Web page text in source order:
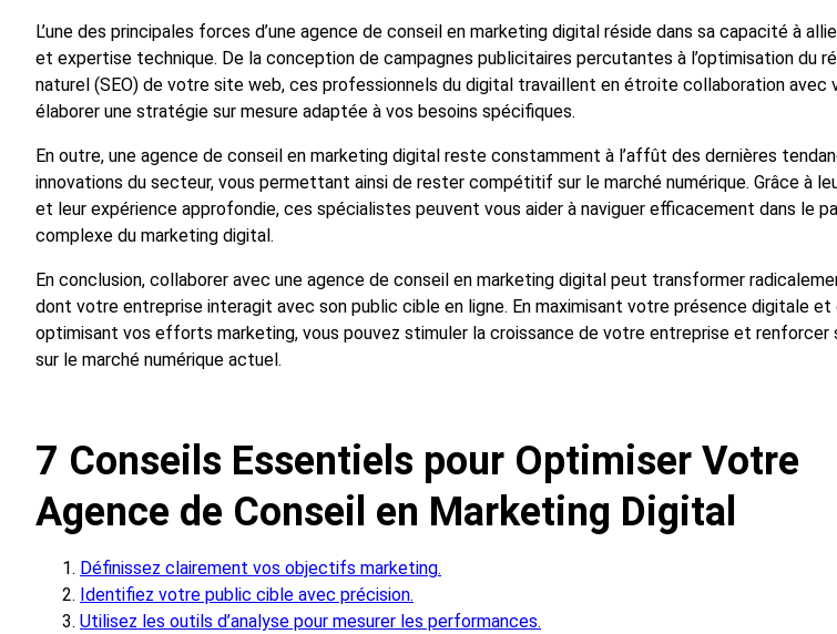
L’une des principales forces d’une agence de conseil en marketing digital réside dans sa capacité à
et expertise technique. De la conception de campagnes publicitaires percutantes à l’optimisation du
naturel (SEO) de votre site web, ces professionnels du digital travaillent en étroite collaboration avec
élaborer une stratégie sur mesure adaptée à vos besoins spécifiques.
En outre, une agence de conseil en marketing digital reste constamment à l’affût des dernières
innovations du secteur, vous permettant ainsi de rester compétitif sur le marché numérique. Grâce à
et leur expérience approfondie, ces spécialistes peuvent vous aider à naviguer efficacement dans le
complexe du marketing digital.
En conclusion, collaborer avec une agence de conseil en marketing digital peut transformer
dont votre entreprise interagit avec son public cible en ligne. En maximisant votre présence digitale et
optimisant vos efforts marketing, vous pouvez stimuler la croissance de votre entreprise et renforcer
sur le marché numérique actuel.
7 Conseils Essentiels pour Optimiser Votre
Agence de Conseil en Marketing Digital
Définissez clairement vos objectifs marketing.
Identifiez votre public cible avec précision.
Utilisez les outils d’analyse pour mesurer les performances.